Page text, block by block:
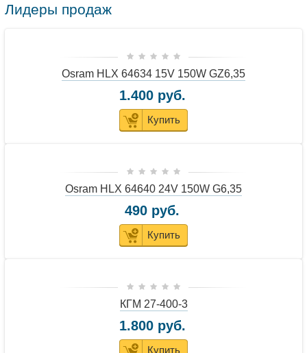
Лидеры продаж
Osram HLX 64634 15V 150W GZ6,35
1.400 руб.
Купить
Osram HLX 64640 24V 150W G6,35
490 руб.
Купить
КГМ 27-400-3
1.800 руб.
Купить